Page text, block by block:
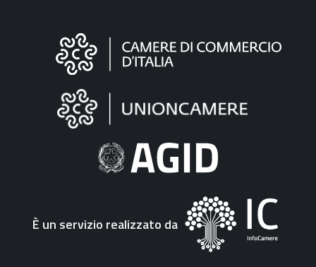
Informazioni
"Fattura
Elettronica"
È un servizio realizzato da